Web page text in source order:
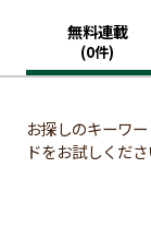
無料連載
(0件)
お探しのキーワ
ドをお試しくださ